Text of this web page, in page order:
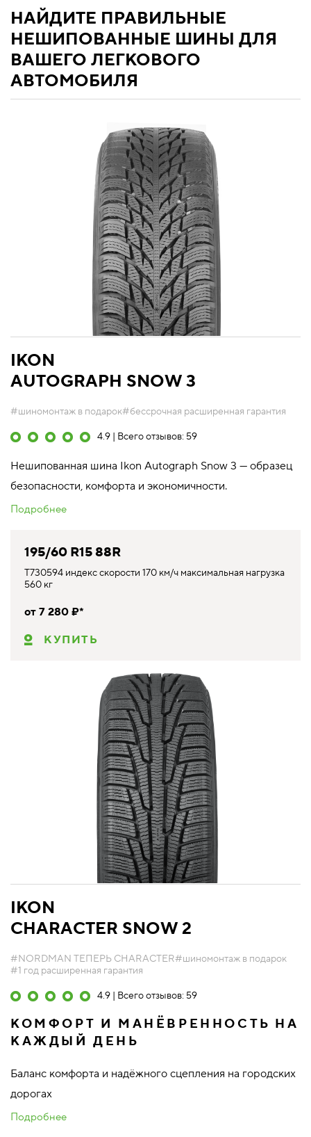
НАЙДИТЕ ПРАВИЛЬНЫЕ
НЕШИПОВАННЫЕ ШИНЫ ДЛЯ
ВАШЕГО ЛЕГКОВОГО
АВТОМОБИЛЯ
IKON
AUTOGRAPH SNOW 3
#шиномонтаж в подарок#бессрочная расширенная гарантия
4.9 | Всего отзывов: 59
Нешипованная шина Ikon Autograph Snow 3 — образец
безопасности, комфорта и экономичности.
Подробнее
195/60 R15 88R
T730594 индекс скорости 170 км/ч максимальная нагрузка
560 кг
от 7 280 ₽*
КУПИТЬ
IKON
CHARACTER SNOW 2
#NORDMAN ТЕПЕРЬ CHARACTER#шиномонтаж в подарок
#1 год расширенная гарантия
4.9 | Всего отзывов: 59
КОМФОРТ И МАНЁВРЕННОСТЬ НА
КАЖДЫЙ ДЕНЬ
Баланс комфорта и надёжного сцепления на городских
дорогах
Подробнее